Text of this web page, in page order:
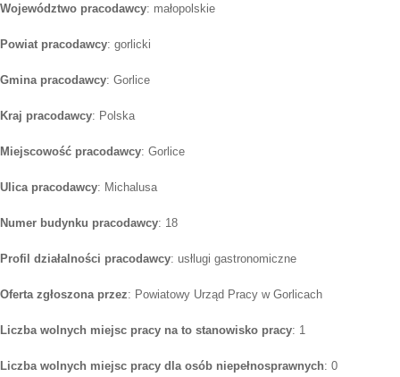
Województwo pracodawcy: małopolskie
Powiat pracodawcy: gorlicki
Gmina pracodawcy: Gorlice
Kraj pracodawcy: Polska
Miejscowość pracodawcy: Gorlice
Ulica pracodawcy: Michalusa
Numer budynku pracodawcy: 18
Profil działalności pracodawcy: usłlugi gastronomiczne
Oferta zgłoszona przez: Powiatowy Urząd Pracy w Gorlicach
Liczba wolnych miejsc pracy na to stanowisko pracy: 1
Liczba wolnych miejsc pracy dla osób niepełnosprawnych: 0